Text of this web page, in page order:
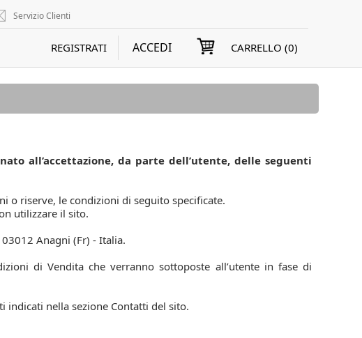
Servizio Clienti
REGISTRATI ACCEDI CARRELLO (0)
all’accettazione, da parte dell’utente, delle seguenti
o riserve, le condizioni di seguito specificate.
utilizzare il sito.
Anagni (Fr) - Italia.
di Vendita che verranno sottoposte all’utente in fase di
indicati nella sezione Contatti del sito.